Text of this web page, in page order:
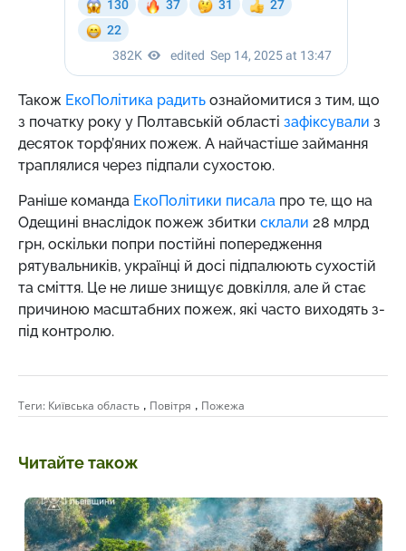
Також ЕкоПолітика радить ознайомитися з тим, що
з початку року у Полтавській області зафіксували з
десяток торф’яних пожеж. А найчастіше займання
траплялися через підпали сухостою.
Раніше команда ЕкоПолітики писала про те, що на
Одещині внаслідок пожеж збитки склали 28 млрд
грн, оскільки попри постійні попередження
рятувальників, українці й досі підпалюють сухостій
та сміття. Це не лише знищує довкілля, але й стає
причиною масштабних пожеж, які часто виходять з-
під контролю.
Теги: Київська область , Повітря , Пожежа
Читайте також